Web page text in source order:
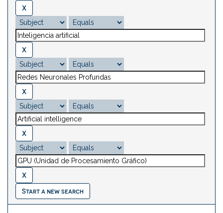
Start a new search